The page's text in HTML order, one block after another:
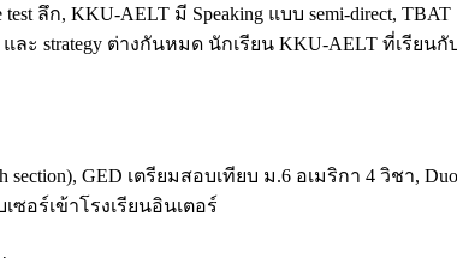
ลึก, KKU-AELT มี Speaking แบบ semi-direct,
ะ strategy ต่างกันหมด นักเรียน KKU-AELT ที่เรียน
GED เตรียมสอบเทียบ ม.6 อเมริกา 4 วิชา,
ซอร์เข้าโรงเรียนอินเตอร์